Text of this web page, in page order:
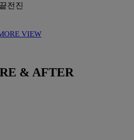
전진
VIEW
& AFTER